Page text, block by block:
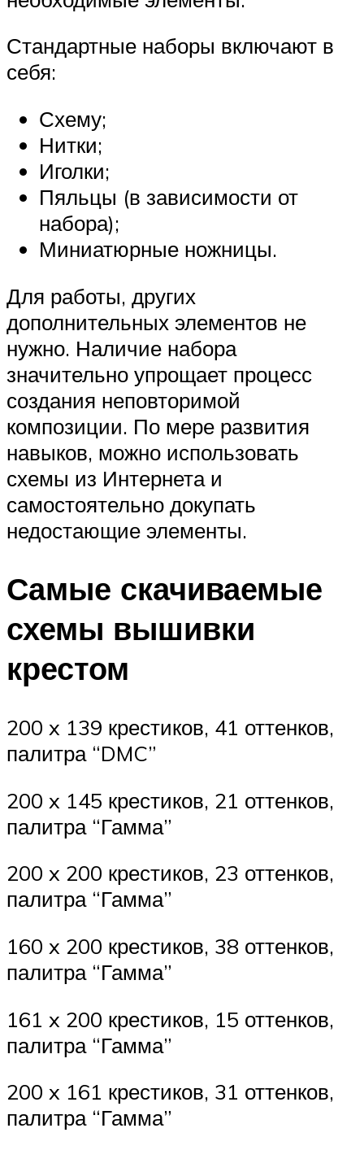
Стандартные наборы включают в
себя:
Схему;
Нитки;
Иголки;
Пяльцы (в зависимости от
набора);
Миниатюрные ножницы.
Для работы, других
дополнительных элементов не
нужно. Наличие набора
значительно упрощает процесс
создания неповторимой
композиции. По мере развития
навыков, можно использовать
схемы из Интернета и
самостоятельно докупать
недостающие элементы.
Самые скачиваемые
схемы вышивки
крестом
200 x 139 крестиков, 41 оттенков,
палитра “DMC”
200 x 145 крестиков, 21 оттенков,
палитра “Гамма”
200 x 200 крестиков, 23 оттенков,
палитра “Гамма”
160 x 200 крестиков, 38 оттенков,
палитра “Гамма”
161 x 200 крестиков, 15 оттенков,
палитра “Гамма”
200 x 161 крестиков, 31 оттенков,
палитра “Гамма”